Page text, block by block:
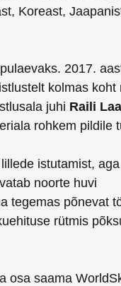
Koreast,
2017.
kolmas koht
juhi Raili
rohkem pildile
istutamist,
noorte huvi
tegemas põnevat
rütmis
osa saama